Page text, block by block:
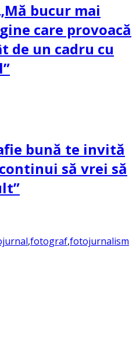
bucur mai
care provoacă
de un cadru cu
bună te invită
să vrei să
,fotograf,fotojurnalism